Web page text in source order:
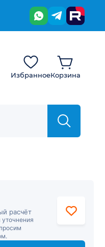
ИзбранноеКорзина
расчёт